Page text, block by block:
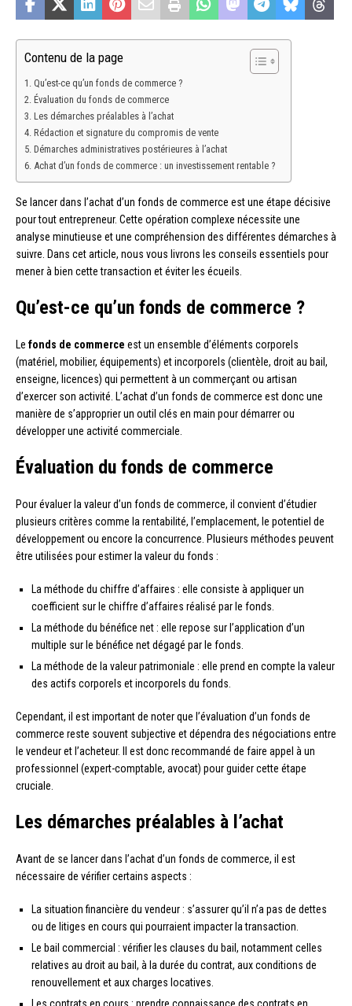
Contenu de la page
Qu’est-ce qu’un fonds de commerce ?
Évaluation du fonds de commerce
Les démarches préalables à l’achat
Rédaction et signature du compromis de vente
Démarches administratives postérieures à l’achat
Achat d’un fonds de commerce : un investissement rentable ?
Se lancer dans l’achat d’un fonds de commerce est une étape décisive
pour tout entrepreneur. Cette opération complexe nécessite une
analyse minutieuse et une compréhension des différentes démarches à
suivre. Dans cet article, nous vous livrons les conseils essentiels pour
mener à bien cette transaction et éviter les écueils.
Qu’est-ce qu’un fonds de commerce ?
Le fonds de commerce est un ensemble d’éléments corporels
(matériel, mobilier, équipements) et incorporels (clientèle, droit au bail,
enseigne, licences) qui permettent à un commerçant ou artisan
d’exercer son activité. L’achat d’un fonds de commerce est donc une
manière de s’approprier un outil clés en main pour démarrer ou
développer une activité commerciale.
Évaluation du fonds de commerce
Pour évaluer la valeur d’un fonds de commerce, il convient d’étudier
plusieurs critères comme la rentabilité, l’emplacement, le potentiel de
développement ou encore la concurrence. Plusieurs méthodes peuvent
être utilisées pour estimer la valeur du fonds :
La méthode du chiffre d’affaires : elle consiste à appliquer un
coefficient sur le chiffre d’affaires réalisé par le fonds.
La méthode du bénéfice net : elle repose sur l’application d’un
multiple sur le bénéfice net dégagé par le fonds.
La méthode de la valeur patrimoniale : elle prend en compte la valeur
des actifs corporels et incorporels du fonds.
Cependant, il est important de noter que l’évaluation d’un fonds de
commerce reste souvent subjective et dépendra des négociations entre
le vendeur et l’acheteur. Il est donc recommandé de faire appel à un
professionnel (expert-comptable, avocat) pour guider cette étape
cruciale.
Les démarches préalables à l’achat
Avant de se lancer dans l’achat d’un fonds de commerce, il est
nécessaire de vérifier certains aspects :
La situation financière du vendeur : s’assurer qu’il n’a pas de dettes
ou de litiges en cours qui pourraient impacter la transaction.
Le bail commercial : vérifier les clauses du bail, notamment celles
relatives au droit au bail, à la durée du contrat, aux conditions de
renouvellement et aux charges locatives.
Les contrats en cours : prendre connaissance des contrats en